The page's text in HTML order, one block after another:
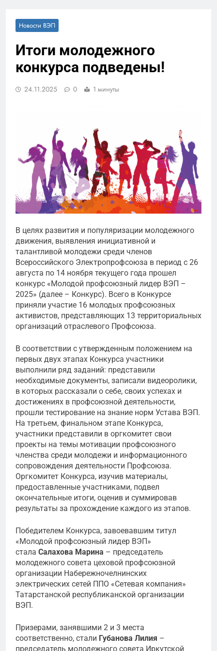
Новости ВЭП
Итоги молодежного
конкурса подведены!
24.11.2025 0 1 минуты
В целях развития и популяризации молодежного
движения, выявления инициативной и
талантливой молодежи среди членов
Всероссийского Электропрофсоюза в период с 26
августа по 14 ноября текущего года прошел
конкурс «Молодой профсоюзный лидер ВЭП –
2025» (далее – Конкурс). Всего в Конкурсе
приняли участие 16 молодых профсоюзных
активистов, представляющих 13 территориальных
организаций отраслевого Профсоюза.
В соответствии с утвержденным положением на
первых двух этапах Конкурса участники
выполнили ряд заданий: представили
необходимые документы, записали видеоролики,
в которых рассказали о себе, своих успехах и
достижениях в профсоюзной деятельности,
прошли тестирование на знание норм Устава ВЭП.
На третьем, финальном этапе Конкурса,
участники представили в оргкомитет свои
проекты на темы мотивации профсоюзного
членства среди молодежи и информационного
сопровождения деятельности Профсоюза.
Оргкомитет Конкурса, изучив материалы,
предоставленные участниками, подвел
окончательные итоги, оценив и суммировав
результаты за прохождение каждого из этапов.
Победителем Конкурса, завоевавшим титул
«Молодой профсоюзный лидер ВЭП»
стала Салахова Марина – председатель
молодежного совета цеховой профсоюзной
организации Набережночелнинских
электрических сетей ППО «Сетевая компания»
Татарстанской республиканской организации
ВЭП.
Призерами, занявшими 2 и 3 места
соответственно, стали Губанова Лилия –
председатель молодежного совета Иркутской